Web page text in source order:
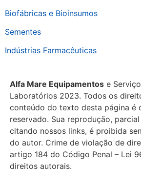
Biofábricas e Bioinsumos
Sementes
Indústrias Farmacêuticas
Alfa Mare Equipamentos e
Laboratórios 2023. Todos os
conteúdo do texto desta página é
reservado. Sua reprodução,
citando nossos links, é proibida
do autor. Crime de violação de
artigo 184 do Código Penal – Lei
direitos autorais.